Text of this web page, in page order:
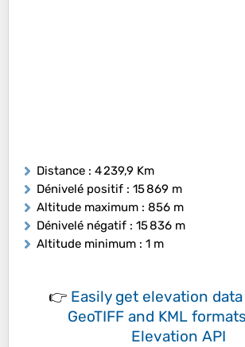
Distance : 4 239,9 Km
Dénivelé positif : 15 869 m
Altitude maximum : 856 m
Dénivelé négatif : 15 836 m
Altitude minimum : 1 m
👉 Easily get elevation data
GeoTIFF and KML formats
Elevation API